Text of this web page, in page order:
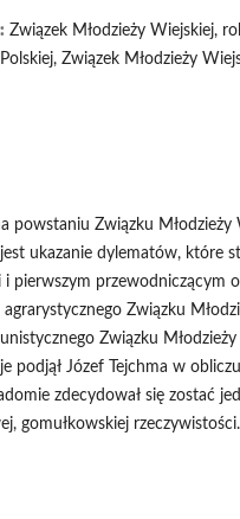
Związek Młodzieży Wiejskiej,
Związek Młodzieży
powstaniu Związku Młodzieży
ukazanie dylematów, które
i pierwszym przewodniczącym
Związku
Związku Młodzieży
podjął Józef Tejchma w
zdecydował się zostać
gomułkowskiej rzeczywistości.